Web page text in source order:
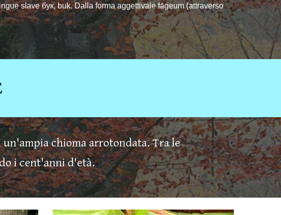
slave бук, buk. Dalla forma aggettivale fāgeum (attraverso
chioma arrotondata. Tra le
i cent'anni d'età.